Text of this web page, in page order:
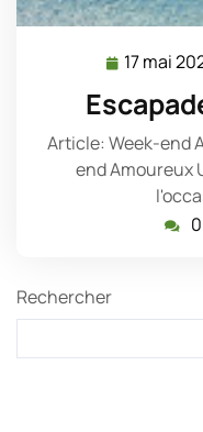
17 mai
Article: Week-end
end Amoureux
Rechercher